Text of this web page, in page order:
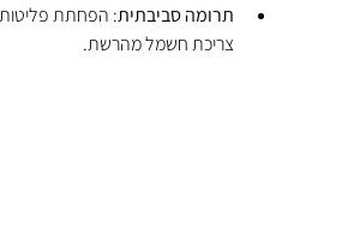
תרומה סביבתית
צריכת חשמל מהרשת.